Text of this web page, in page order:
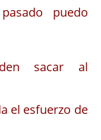
puedo
sacar al
el esfuerzo de